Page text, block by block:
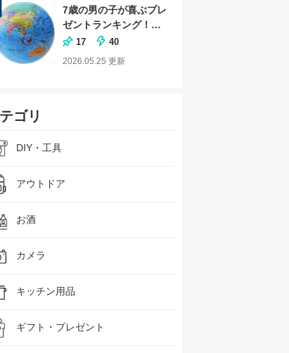
7歳の男の子が喜ぶプレ
ゼントランキング！小
学生に人気な文房具も
17 40
2026.05.25 更新
ゴリ
DIY・工具
アウトドア
お酒
カメラ
キッチン用品
ギフト・プレゼント